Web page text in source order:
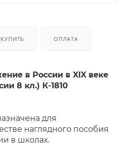
ОПЛАТА
в России в XIX веке
8 кл.) К-1810
для
наглядного пособия
в школах.